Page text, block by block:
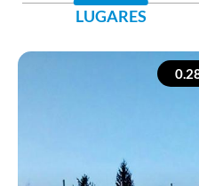
LUGARES